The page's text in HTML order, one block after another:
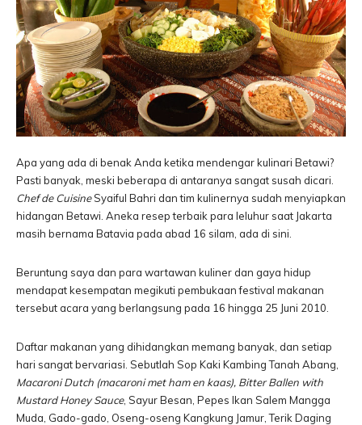
Apa yang ada di benak Anda ketika mendengar kulinari Betawi?
Pasti banyak, meski beberapa di antaranya sangat susah dicari.
Chef de CuisineSyaiful Bahri dan tim kulinernya sudah menyiapkan
hidangan Betawi. Aneka resep terbaik para leluhur saat Jakarta
masih bernama Batavia pada abad 16 silam, ada di sini.
Beruntung saya dan para wartawan kuliner dan gaya hidup
mendapat kesempatan megikuti pembukaan festival makanan
tersebut acara yang berlangsung pada 16 hingga 25 Juni 2010.
Daftar makanan yang dihidangkan memang banyak, dan setiap
hari sangat bervariasi. Sebutlah Sop Kaki Kambing Tanah Abang,
Macaroni Dutch (macaroni met ham en kaas), Bitter Ballen with
Mustard Honey Sauce, Sayur Besan, Pepes Ikan Salem Mangga
Muda, Gado-gado, Oseng-oseng Kangkung Jamur, Terik Daging